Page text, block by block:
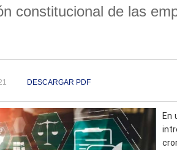
constitucional de las
DESCARGAR PDF
En